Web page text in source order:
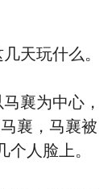
天玩什么。
襄为中心，
襄，马襄被
人脸上。